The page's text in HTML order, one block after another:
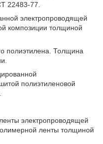
22483-77.
электропроводящей
композиции толщиной
полиэтилена. Толщина
полиэтиленовой
электропроводящей
ленты толщиной